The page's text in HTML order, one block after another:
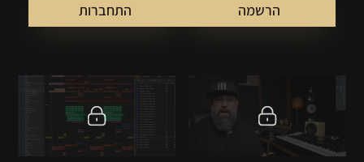
הרשמה התחברות